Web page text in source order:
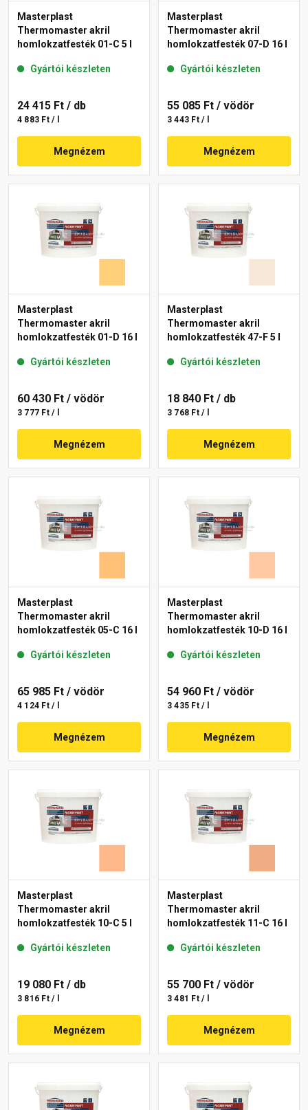
Masterplast
Thermomaster akril
homlokzatfesték 01-C 5 l
Gyártói készleten
24 415 Ft / db
4 883 Ft / l
Megnézem
Masterplast
Thermomaster akril
homlokzatfesték 07-D 16 l
Gyártói készleten
55 085 Ft / vödör
3 443 Ft / l
Megnézem
Masterplast
Thermomaster akril
homlokzatfesték 01-D 16 l
Gyártói készleten
60 430 Ft / vödör
3 777 Ft / l
Megnézem
Masterplast
Thermomaster akril
homlokzatfesték 47-F 5 l
Gyártói készleten
18 840 Ft / db
3 768 Ft / l
Megnézem
Masterplast
Thermomaster akril
homlokzatfesték 05-C 16 l
Gyártói készleten
65 985 Ft / vödör
4 124 Ft / l
Megnézem
Masterplast
Thermomaster akril
homlokzatfesték 10-D 16 l
Gyártói készleten
54 960 Ft / vödör
3 435 Ft / l
Megnézem
Masterplast
Thermomaster akril
homlokzatfesték 10-C 5 l
Gyártói készleten
19 080 Ft / db
3 816 Ft / l
Megnézem
Masterplast
Thermomaster akril
homlokzatfesték 11-C 16 l
Gyártói készleten
55 700 Ft / vödör
3 481 Ft / l
Megnézem